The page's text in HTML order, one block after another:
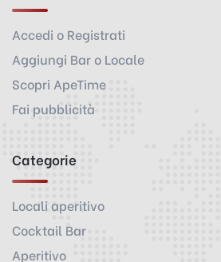
Accedi o Registrati
Aggiungi Bar o Locale
Scopri ApeTime
Fai pubblicità
Categorie
Locali aperitivo
Cocktail Bar
Aperitivo